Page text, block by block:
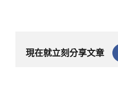
現在就立刻分享文章